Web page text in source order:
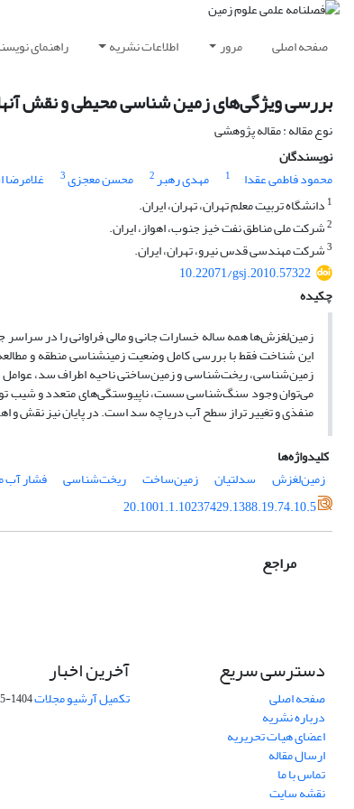
صفحه اصلی مرور اطلاعات نشریه راهنمای
بررسی ویژگی‌های زمین شناسی محیطی و نقش
نوع مقاله : مقاله پژوهشی
نویسندگان
محمود فاطمی عقدا
1 مهدی رهبر2 محسن معجزی3
1 دانشگاه تربیت معلم تهران، تهران، ایران.
2شرکت ملی مناطق نفت خیز جنوب، اهواز، ایران.
3شرکت مهندسی قدس نیرو، تهران، ایران.
10.22071/gsj.2010.57322
چکیده
زمین‌لغزش‌ها همه ساله خسارات جانی و مالی فراوانی را در
این شناخت فقط با بررسی کامل وضعیت زمین­شناسی منطقه و
زمین‌شناسی، ریخت‌شناسی و زمین‌ساختی ناحیه اطراف سد،
می‌توان وجود سنگ‌شناسی سست، ناپیوستگی‌های متعدد و شیب
منفذی و تغییر تراز سطح آب دریاچه سد است. در پایان نیز نقش
کلیدواژه‌ها
زمین‌لغزش
سدلتیان زمین‌ساخت ریخت‌شناسی
فشار آب
20.1001.1.10237429.1388.19.74.10.5
مراجع
دسترسی سریع
صفحه اصلی
درباره نشریه
اعضای هیات تحریریه
ارسال مقاله
تماس با ما
نقشه سایت
آخرین اخبار
تکمیل آرشیو مجلات1404-05-08